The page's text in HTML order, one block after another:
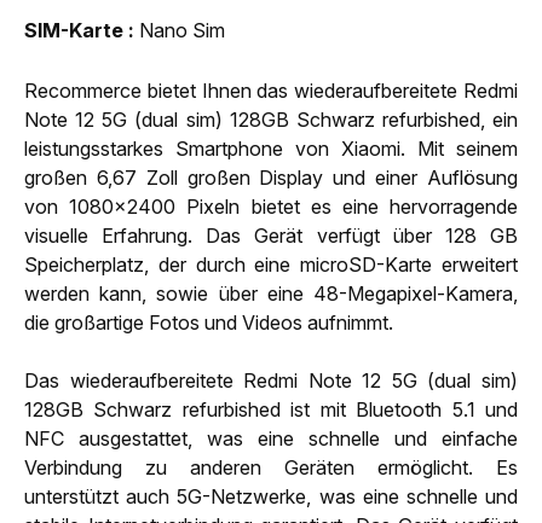
SIM-Karte
Nano Sim
Recommerce bietet Ihnen das wiederaufbereitete Redmi
Note 12 5G (dual sim) 128GB Schwarz refurbished, ein
leistungsstarkes Smartphone von Xiaomi. Mit seinem
großen 6,67 Zoll großen Display und einer Auflösung
von 1080x2400 Pixeln bietet es eine hervorragende
visuelle Erfahrung. Das Gerät verfügt über 128 GB
Speicherplatz, der durch eine microSD-Karte erweitert
werden kann, sowie über eine 48-Megapixel-Kamera,
die großartige Fotos und Videos aufnimmt.
Das wiederaufbereitete Redmi Note 12 5G (dual sim)
128GB Schwarz refurbished ist mit Bluetooth 5.1 und
NFC ausgestattet, was eine schnelle und einfache
Verbindung zu anderen Geräten ermöglicht. Es
unterstützt auch 5G-Netzwerke, was eine schnelle und